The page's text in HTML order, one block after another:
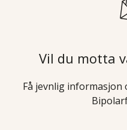
Vil du motta
Få jevnlig